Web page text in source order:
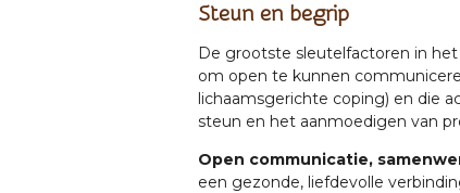
Steun en begrip
De grootste sleutelfactoren in
om open te kunnen
lichaamsgerichte coping) en die
steun en het aanmoedigen van
Open communicatie,
een gezonde, liefdevolle